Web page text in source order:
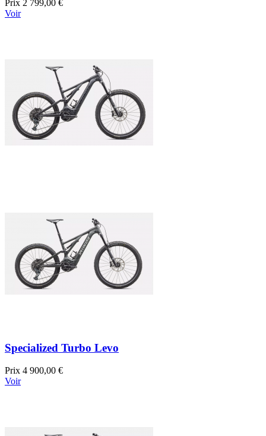
Prix 2 799,00 €
Voir
Specialized Turbo Levo
Prix 4 900,00 €
Voir